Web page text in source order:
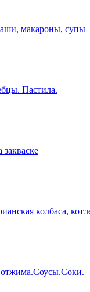
макароны, супы
Пастила.
колбаса,